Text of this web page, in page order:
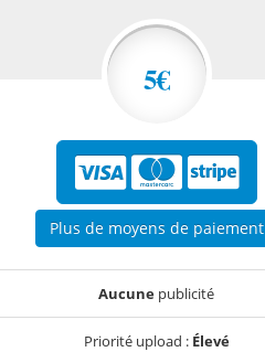
5€
Plus de moyens de paiement
Aucune publicité
Priorité upload : Élevé